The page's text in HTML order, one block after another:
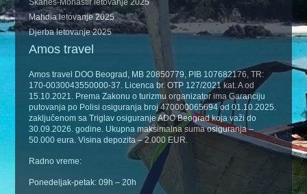
Skanes-Monastir letovanje 2025
Mahdia letovanje 2025
Djerba letovanje 2025
Amos travel
Amos travel DOO Beograd, MB 20850779, PIB 107682176, TR:
170-0030043550000-37. Licenca br. OTP 127/2021 kat. A od
15.10.2021. Prema Zakonu o turizmu organizator ima Garanciju
putovanja po Polisi osiguranja broj 470000065694 od 01.10.2025.
zaključenom sa Triglav osiguranje ADO Beograd koja važi do
30.09.2026. godine. Ukupna maksimalna suma osiguranja –
50.000 eura. Visina depozita – 2.000 EUR.
Radno vreme:
Ponedeljak-petak: 09h – 20h